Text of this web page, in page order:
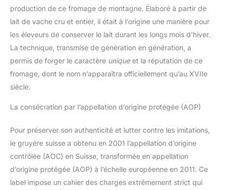
production de ce fromage de montagne. Élaboré à partir de
lait de vache cru et entier, il était à l’origine une manière pour
les éleveurs de conserver le lait durant les longs mois d’hiver.
La technique, transmise de génération en génération, a
permis de forger le caractère uniqueet la réputation de ce
fromage, dont le nom n’apparaîtra officiellement qu’au XVIIe
siècle.
La consécration par l’appellation d’origine protégée (AOP)
Pour préserver son authenticité et lutter contre les imitations,
le gruyère suisse a obtenu en 2001 l’appellation d’origine
contrôlée (AOC) en Suisse, transformée en appellation
d’origine protégée (AOP) à l’échelle européenne en 2011. Ce
label impose un cahier des charges extrêmement strict qui